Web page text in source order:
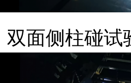
双面侧柱碰试